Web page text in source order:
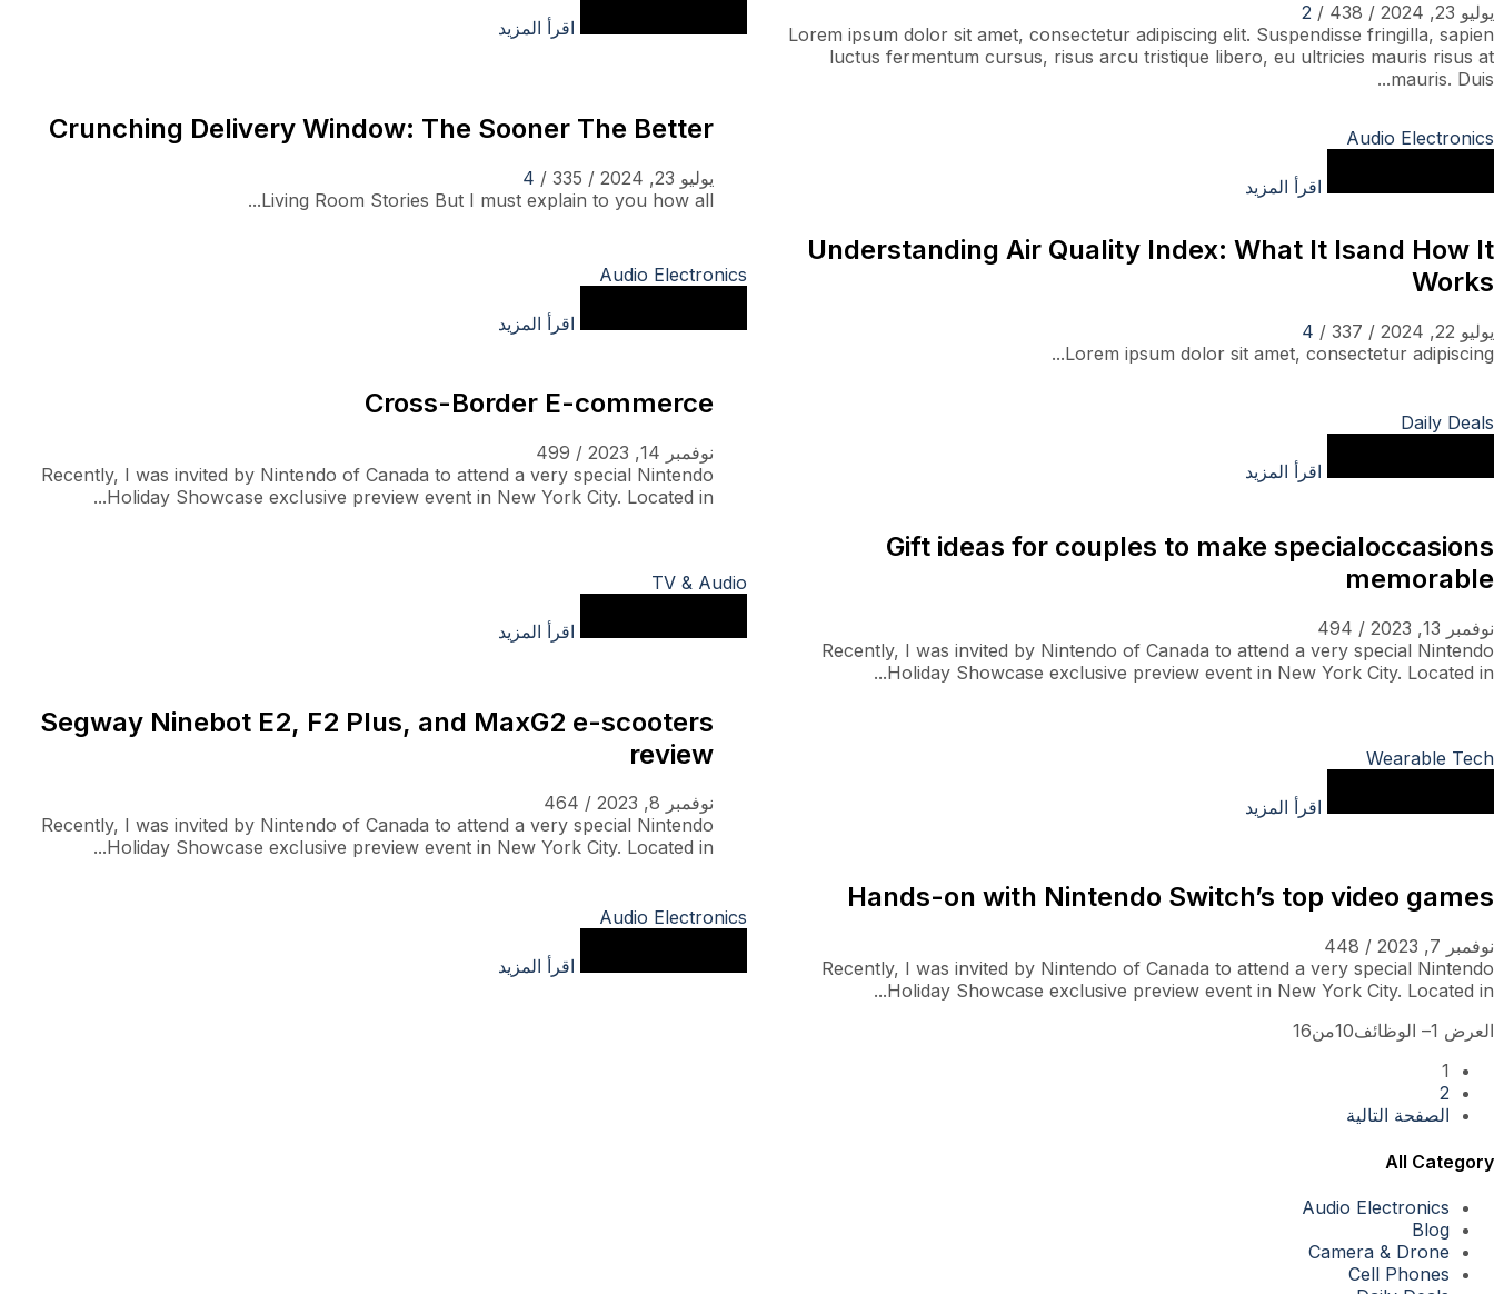
اقرأ المزيد
يوليو 23, 2024 /
438
/
2
Lorem ipsum dolor sit amet, consectetur adipiscing elit. Suspendisse fringilla, sapien
luctus fermentum cursus, risus arcu tristique libero, eu ultricies mauris risus at
mauris. Duis...
Audio Electronics
اقرأ المزيد
Crunching Delivery Window: The Sooner The Better
يوليو 23, 2024 /
335
/
4
Living Room Stories But I must explain to you how all...
Audio Electronics
اقرأ المزيد
Understanding Air Quality Index: What It Isand How It
Works
يوليو 22, 2024 /
337
/
4
Lorem ipsum dolor sit amet, consectetur adipiscing...
Daily Deals
اقرأ المزيد
Cross-Border E-commerce
نوفمبر 14, 2023 /
499
Recently, I was invited by Nintendo of Canada to attend a very special Nintendo
Holiday Showcase exclusive preview event in New York City. Located in...
TV & Audio
اقرأ المزيد
Gift ideas for couples to make specialoccasions
memorable
نوفمبر 13, 2023 /
494
Recently, I was invited by Nintendo of Canada to attend a very special Nintendo
Holiday Showcase exclusive preview event in New York City. Located in...
Wearable Tech
اقرأ المزيد
Segway Ninebot E2, F2 Plus, and MaxG2 e-scooters
review
نوفمبر 8, 2023 /
464
Recently, I was invited by Nintendo of Canada to attend a very special Nintendo
Holiday Showcase exclusive preview event in New York City. Located in...
Audio Electronics
اقرأ المزيد
Hands-on with Nintendo Switch’s top video games
نوفمبر 7, 2023 /
448
Recently, I was invited by Nintendo of Canada to attend a very special Nintendo
Holiday Showcase exclusive preview event in New York City. Located in...
العرض 1– الوظائف10من16
1
2
الصفحة التالية
All Category
Audio Electronics
Blog
Camera & Drone
Cell Phones